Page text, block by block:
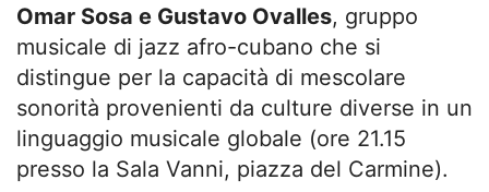
Omar Sosa e Gustavo Ovalles, gruppo
musicale di jazz afro-cubano che si
distingue per la capacità di mescolare
sonorità provenienti da culture diverse in un
linguaggio musicale globale (ore 21.15
presso la Sala Vanni, piazza del Carmine).